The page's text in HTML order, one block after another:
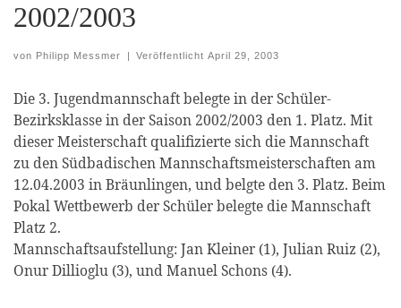
2002/2003
von Philipp Messmer VeröffentlichtApril 29, 2003
Die 3. Jugendmannschaft belegte in der Schüler-
Bezirksklasse in der Saison 2002/2003 den 1. Platz. Mit
dieser Meisterschaft qualifizierte sich die Mannschaft
zu den Südbadischen Mannschaftsmeisterschaften am
12.04.2003 in Bräunlingen, und belgte den 3. Platz. Beim
Pokal Wettbewerb der Schüler belegte die Mannschaft
Platz 2.
Mannschaftsaufstellung: Jan Kleiner (1), Julian Ruiz (2),
Onur Dillioglu (3), und Manuel Schons (4).